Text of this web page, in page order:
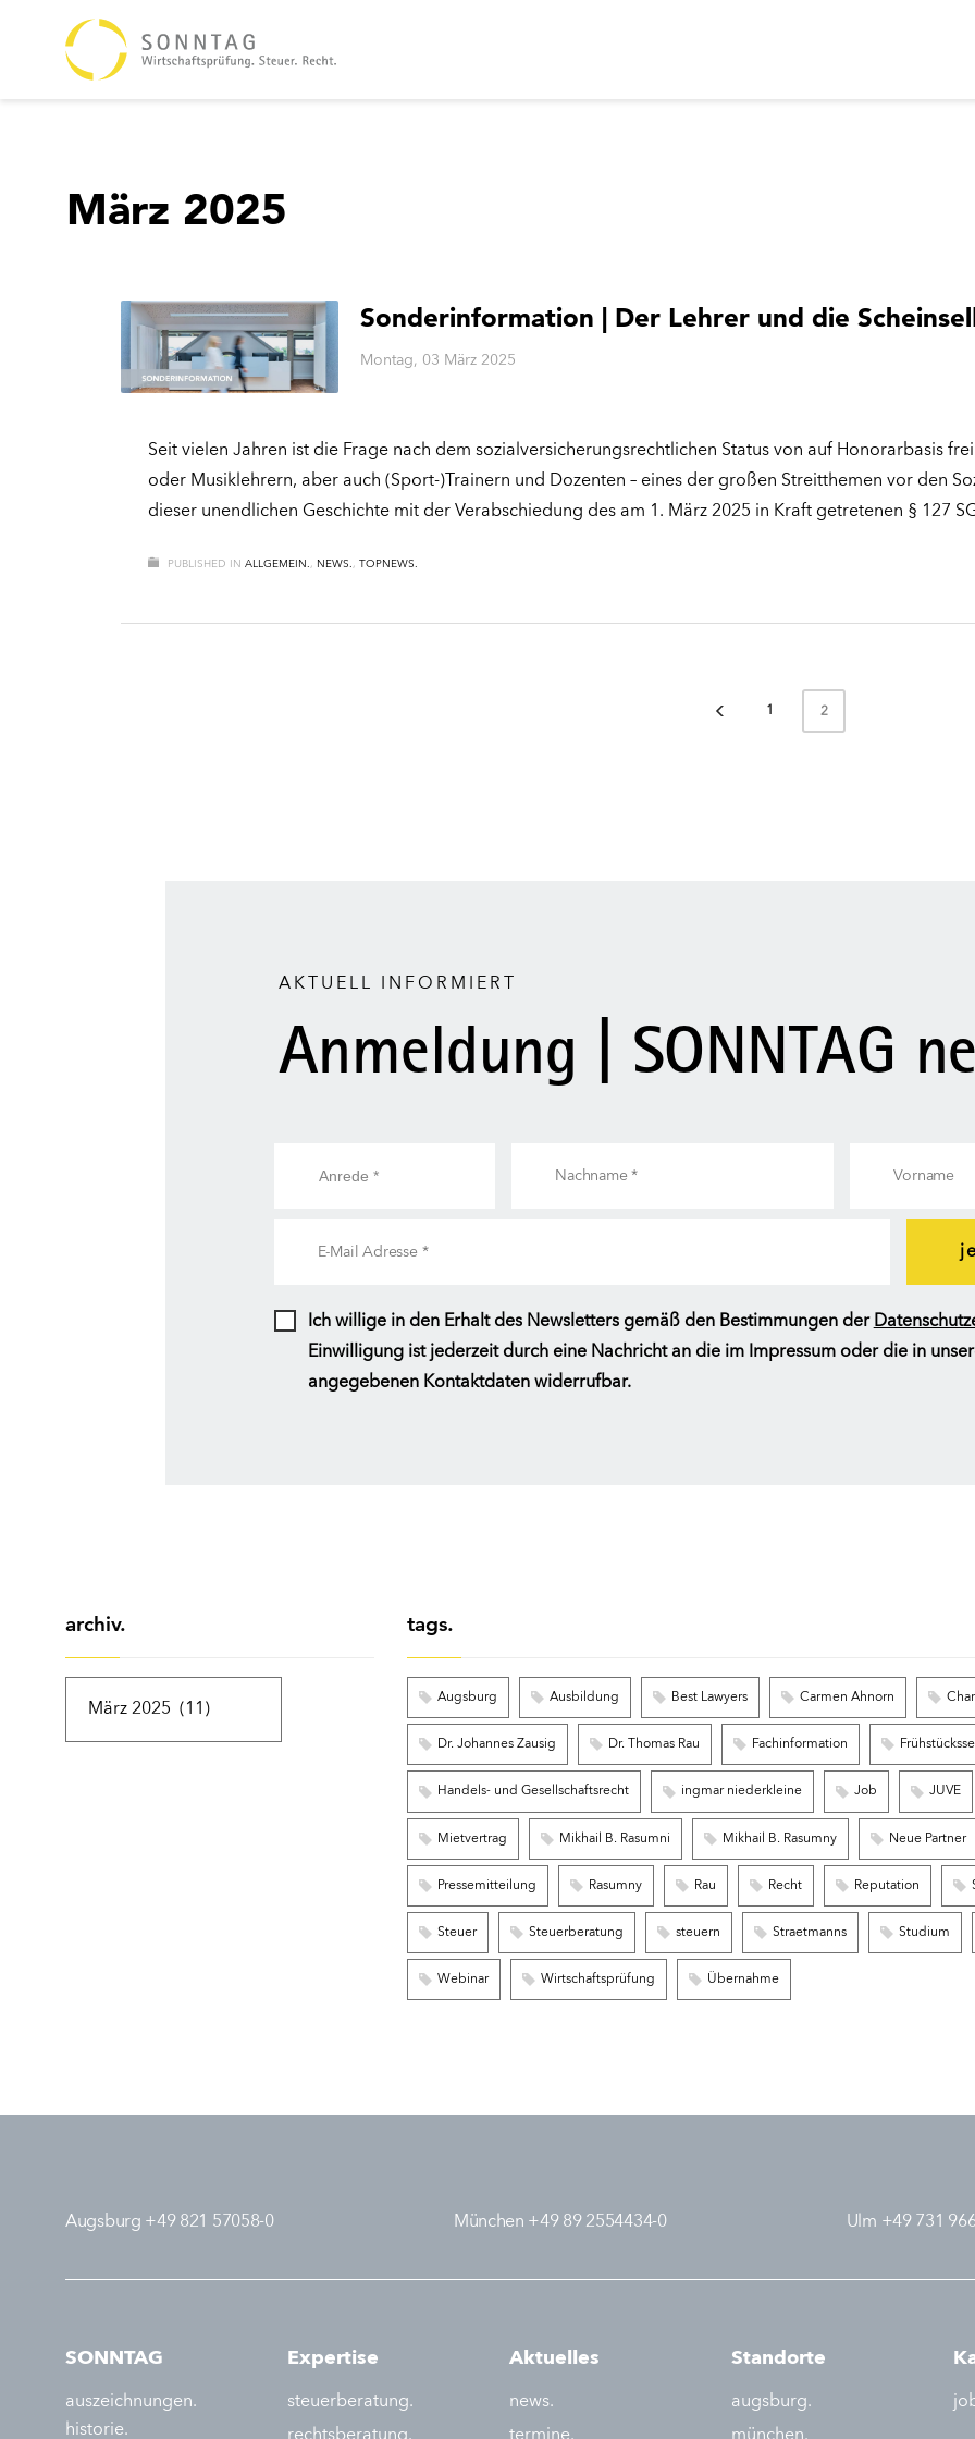
März 2025
Sonderinformation | Der Lehrer und die
Montag, 03 März 2025
Seit vielen Jahren ist die Frage nach dem sozialversicherungsrechtlichen Status von auf Honorarbasis
oder Musiklehrern, aber auch (Sport-)Trainern und Dozenten – eines der großen Streitthemen vor den
dieser unendlichen Geschichte mit der Verabschiedung des am 1. März 2025 in Kraft getretenen § 127
PUBLISHED IN ALLGEMEIN. , NEWS. , TOPNEWS.
1 2
AKTUELL INFORMIERT
Anmeldung | SONNTAG
Ich willige in den Erhalt des Newsletters gemäß den Bestimmungen der
Einwilligung ist jederzeit durch eine Nachricht an die im Impressum oder die in
angegebenen Kontaktdaten widerrufbar.
archiv. tags.
Augsburg Ausbildung Best Lawyers Carmen Ahnorn
Dr. Johannes Zausig Dr. Thomas Rau Fachinformation
Handels- und Gesellschaftsrecht ingmar niederkleine Job JUVE
Mietvertrag Mikhail B. Rasumni Mikhail B. Rasumny Neue Partner
Pressemitteilung Rasumny Rau Recht Reputation
Steuer Steuerberatung steuern Straetmanns Studium
Webinar Wirtschaftsprüfung Übernahme
Augsburg +49 821 57058-0 München +49 89 2554434-0 Ulm +49 731
SONNTAG
auszeichnungen.
historie.
Expertise
steuerberatung.
Aktuelles
news.
Standorte
augsburg.